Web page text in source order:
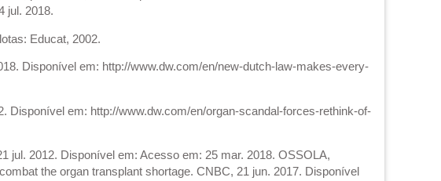
jul. 2018.
Educat, 2002.
Disponível em: http://www.dw.com/en/new-dutch-law-makes-every-
em: http://www.dw.com/en/organ-scandal-forces-rethink-of-
jul. 2012. Disponível em: Acesso em: 25 mar. 2018. OSSOLA,
the organ transplant shortage. CNBC, 21 jun. 2017. Disponível